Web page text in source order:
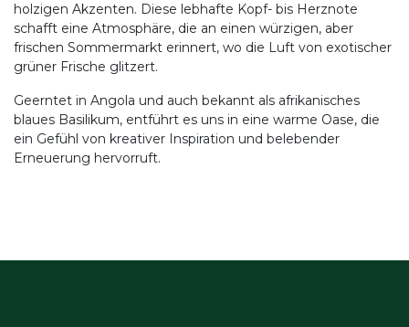
holzigen Akzenten. Diese lebhafte Kopf- bis Herznote
schafft eine Atmosphäre, die an einen würzigen, aber
frischen Sommermarkt erinnert, wo die Luft von exotischer
grüner Frische glitzert.
Geerntet in Angola und auch bekannt als afrikanisches
blaues Basilikum, entführt es uns in eine warme Oase, die
ein Gefühl von kreativer Inspiration und belebender
Erneuerung hervorruft.